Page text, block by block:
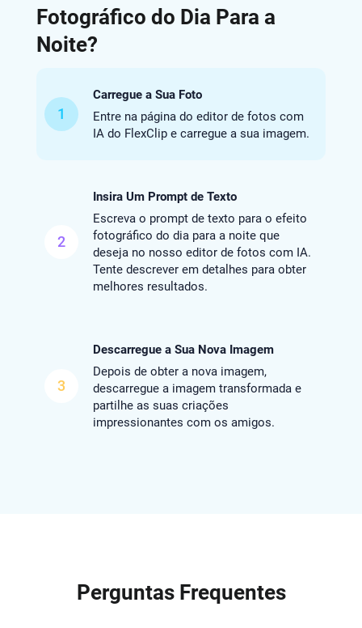
Fotográfico do Dia Para a
Noite?
1
Carregue a Sua Foto
Entre na página do editor de fotos com
IA do FlexClip e carregue a sua imagem.
2
Insira Um Prompt de Texto
Escreva o prompt de texto para o efeito
fotográfico do dia para a noite que
deseja no nosso editor de fotos com IA.
Tente descrever em detalhes para obter
melhores resultados.
3
Descarregue a Sua Nova Imagem
Depois de obter a nova imagem,
descarregue a imagem transformada e
partilhe as suas criações
impressionantes com os amigos.
Perguntas Frequentes